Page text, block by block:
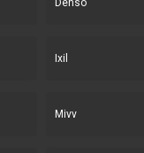
Denso
Ixil
Mivv